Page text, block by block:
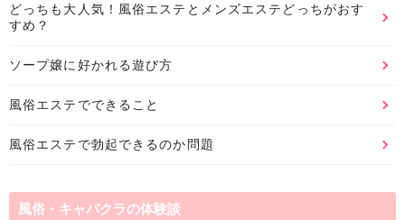
どっちも大人気！風俗エステとメンズエステどっちがおす
すめ？
ソープ嬢に好かれる遊び方
風俗エステでできること
風俗エステで勃起できるのか問題
風俗・キャバクラの体験談